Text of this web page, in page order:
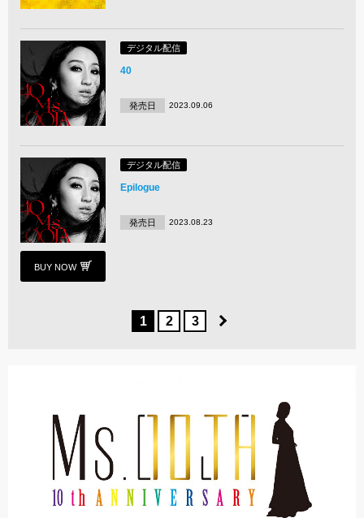
デジタル配信
40
発売日 2023.09.06
BUY NOW
デジタル配信
Epilogue
発売日 2023.08.23
1 2 3